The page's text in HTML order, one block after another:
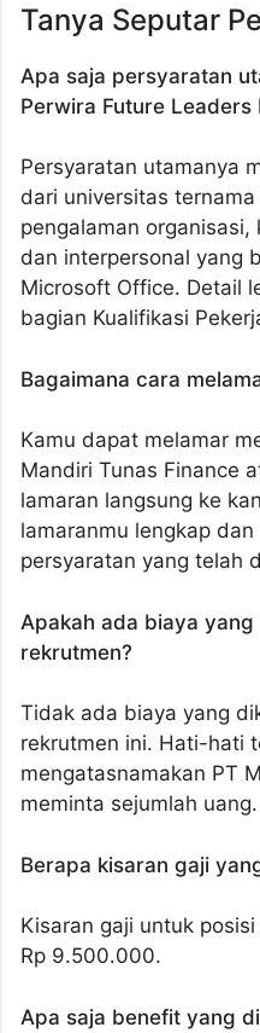
Tanya Seputar
Apa saja persyaratan
Perwira Future Leaders
Persyaratan utamanya
dari universitas
pengalaman organisasi,
dan interpersonal yang
Microsoft Office. Detail
bagian Kualifikasi
Bagaimana cara
Kamu dapat melamar
Mandiri Tunas Finance
lamaran langsung ke
lamaranmu lengkap
persyaratan yang telah
Apakah ada biaya
rekrutmen?
Tidak ada biaya yang
rekrutmen ini. Hati-hati
mengatasnamakan PT
meminta sejumlah uang.
Berapa kisaran gaji
Kisaran gaji untuk
Rp 9.500.000.
Apa saja benefit yang